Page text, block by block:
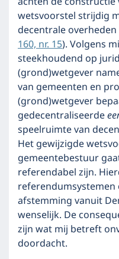
wetsvoorstel strijdig
decentrale overheden
160, nr. 15). Volgens
steekhoudend op
(grond)wetgever
van gemeenten en
(grond)wetgever
gedecentraliseerde
speelruimte van
Het gewijzigde
gemeentebestuur
referendabel zijn.
referendumsystemen
afstemming vanuit
wenselijk. De
zijn wat mij betreft
doordacht.